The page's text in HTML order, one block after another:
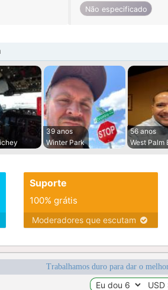
Não especificado
39 anos
Winter Park
56 anos
West Palm
Suporte
100% grátis
Moderadores que escutam
Trabalhamos duro para dar o